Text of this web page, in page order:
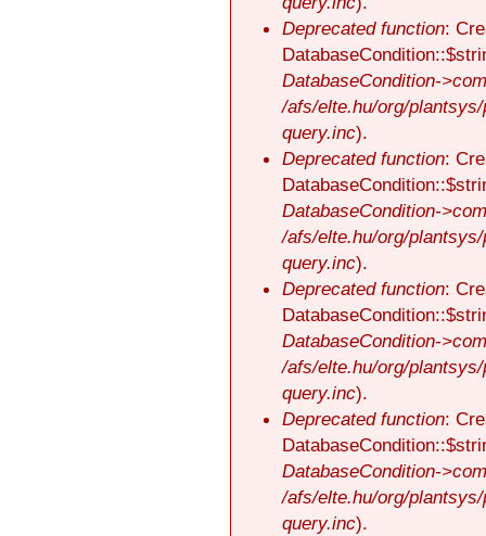
Deprecated function:
DatabaseCondition-
/afs/elte.hu/org/
query.inc).
Deprecated function:
DatabaseCondition-
/afs/elte.hu/org/
query.inc).
Deprecated function:
DatabaseCondition-
/afs/elte.hu/org/
query.inc).
Deprecated function:
DatabaseCondition-
/afs/elte.hu/org/
query.inc).